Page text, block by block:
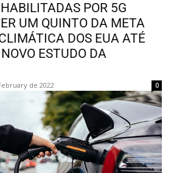
POR 5G
UM QUINTO DA META
DOS EUA ATÉ
ESTUDO DA
de 2022 0